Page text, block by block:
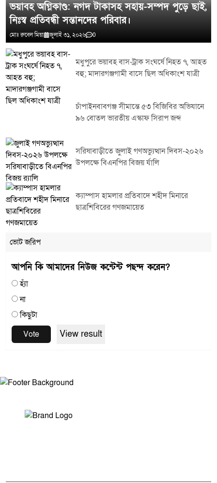
ভয়াবহ অগ্নিকাণ্ড: নগদ টাকাসহ সহায়-সম্পদ পুড়ে ছাই,
নিঃস্ব প্রতিবন্ধী সন্তানদের পরিবার।
মোঃ রুবেল মিয়া জুলাই ৩১, ২০২৬ 0
মধুপুরে ভয়াবহ বাস-ট্রাক সংঘর্ষে নিহত ৭, আহত
বহু; মাদারগঞ্জগামী বাসে ছিল অধিকাংশ যাত্রী
চাঁপাইনবাবগঞ্জ সীমান্তে ৫৩ বিজিবির অভিযানে
৯৬ বোতল ভারতীয় এস্কাফ সিরাপ জব্দ
সরিষাবাড়ীতে জুলাই গণঅভ্যুত্থান দিবস-২০২৬
উপলক্ষে বিএনপির বিজয় র্যালি
ক্যাম্পাস হামলার প্রতিবাদে শহীদ মিনারে
ছাত্রশিবিরের গণজমায়েত
ভোট জরিপ
আপনি কি আমাদের নিউজ কন্টেন্ট পছন্দ করেন?
হ্যাঁ
না
কিছুটা
Vote
View result